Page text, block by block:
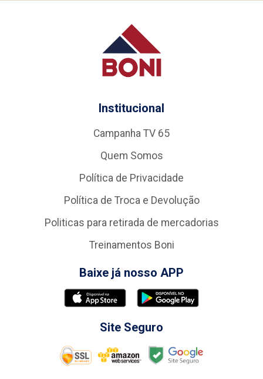
Institucional
Campanha TV 65
Quem Somos
Política de Privacidade
Política de Troca e Devolução
Politicas para retirada de mercadorias
Treinamentos Boni
Baixe já nosso APP
Site Seguro